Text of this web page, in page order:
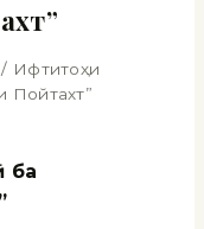
/ Ифтитоҳи
Пойтахт”
ба